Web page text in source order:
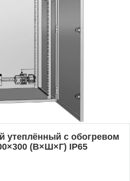
утеплённый с обогревом
(В×Ш×Г) IP65